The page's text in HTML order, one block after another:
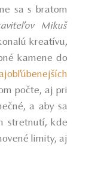
sa s bratom
Mikuš
kreatívu,
kamene do
počte, aj pri
a aby sa
stretnutí, kde
limity, aj